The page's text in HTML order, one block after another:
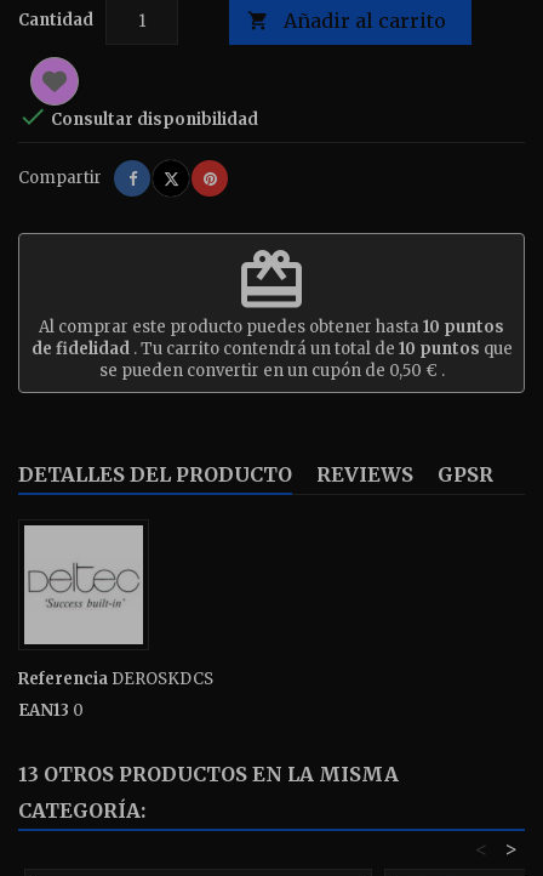
Cantidad  Añadir al carrito
 Consultar disponibilidad
Compartir Compartir
TuitearPinterest
redeem
Al comprar este producto puedes obtener hasta10 puntos
de fidelidad. Tu carrito contendrá un total de 10 puntos que
se pueden convertir en un cupón de 0,50 € .
DETALLES DEL PRODUCTO REVIEWS GPSR
Referencia DEROSKDCS
EAN13 0
13 OTROS PRODUCTOS EN LA MISMA
CATEGORÍA:
>
<